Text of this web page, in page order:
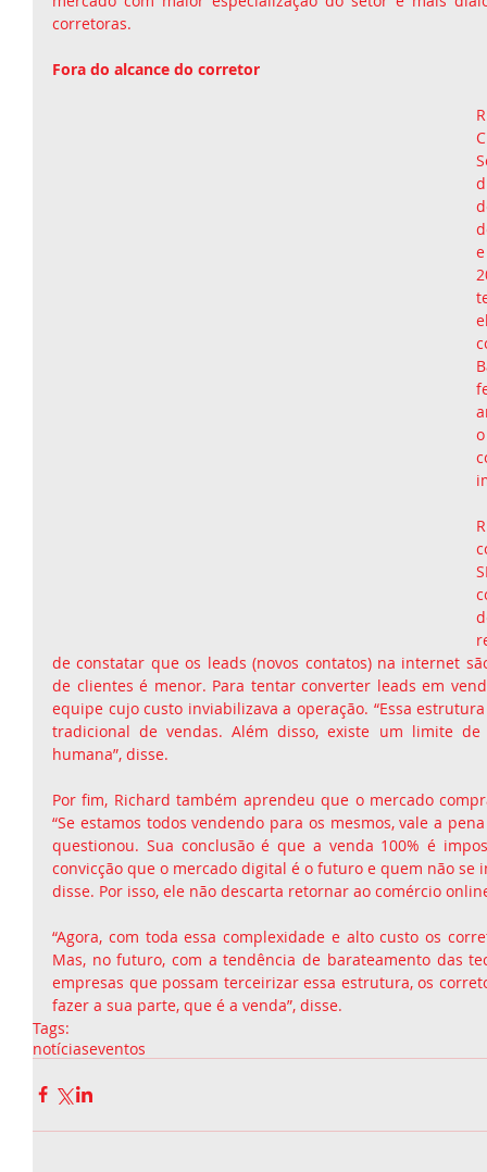
corretoras.
Fora do alcance do corretor
de constatar que os leads (novos contatos) na internet
de clientes é menor. Para tentar converter leads em
equipe cujo custo inviabilizava a operação. “Essa
tradicional de vendas. Além disso, existe um limite de
humana”, disse.
Por fim, Richard também aprendeu que o mercado
“Se estamos todos vendendo para os mesmos, vale a
questionou. Sua conclusão é que a venda 100% é
convicção que o mercado digital é o futuro e quem não se
disse. Por isso, ele não descarta retornar ao comércio
“Agora, com toda essa complexidade e alto custo os
Mas, no futuro, com a tendência de barateamento das
empresas que possam terceirizar essa estrutura, os
fazer a sua parte, que é a venda”, disse.
Tags:
notíciaseventos